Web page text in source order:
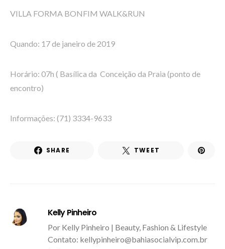
VILLA FORMA BONFIM WALK&RUN
Quando: 17 de janeiro de 2019
Horário: 07h ( Basílica da Conceição da Praia (ponto de
encontro)
Informações: (71) 3334-9633
SHARE TWEET
Kelly Pinheiro
Por Kelly Pinheiro | Beauty, Fashion & Lifestyle
Contato: kellypinheiro@bahiasocialvip.com.br